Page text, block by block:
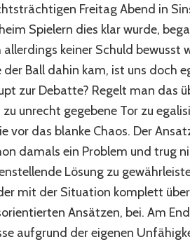
Freitag Abend in
Spielern dies klar wurde,
allerdings keiner Schuld bewusst
der Ball dahin kam, ist uns doch
zur Debatte? Regelt man das
unrecht gegebene Tor zu
vor das blanke Chaos. Der
damals ein Problem und trug
Lösung zu
mit der Situation komplett
Ansätzen, bei. Am
aufgrund der eigenen